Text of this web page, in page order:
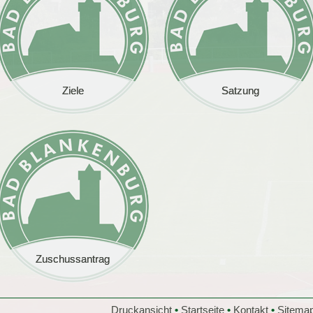
Ziele
Ziele Satzung
Satzung
Zuschussantrag
Zuschussantrag
Druckansicht • Startseite • Kontakt •